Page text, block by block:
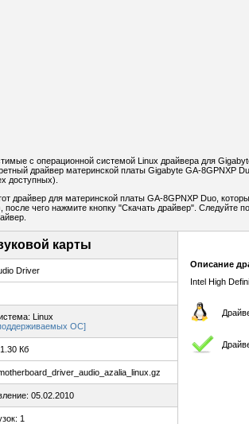
с операционной системой Linux драйвера для
драйвер материнской платы Gigabyte GA-8GPNXP
доступных).
драйвер для материнской платы GA-8GPNXP Duo,
после чего нажмите кнопку "Скачать драйвер".
карты
Driver
Linux
ОС]
Кб
05.02.2010
1
Описание
Intel High